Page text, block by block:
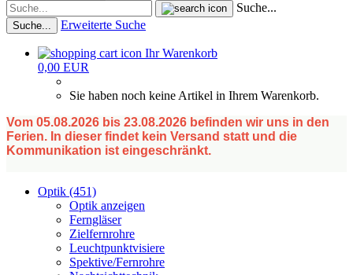
Suche...
Suche... Erweiterte Suche
Ihr Warenkorb
0,00 EUR
Sie haben noch keine Artikel in Ihrem Warenkorb.
Vom 05.08.2026 bis 23.08.2026 befinden wir uns in den
Ferien. In dieser findet kein Versand statt und die
Kommunikation ist eingeschränkt.
Optik (451)
Optik anzeigen
Ferngläser
Zielfernrohre
Leuchtpunktvisiere
Spektive/Fernrohre